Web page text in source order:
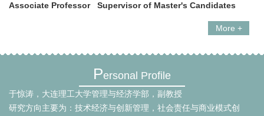
Associate Professor Supervisor of Master's Candidates
More +
Personal Profile
于惊涛，大连理工大学管理与经济学部，副教授
研究方向主要为：技术经济与创新管理，社会责任与商业模式创